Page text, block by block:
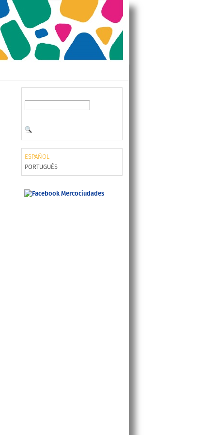
ESPAÑOL
PORTUGUÊS